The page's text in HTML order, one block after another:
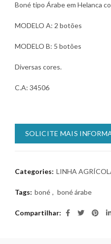
Boné tipo Árabe em Helanca
MODELO A: 2 botões
MODELO B: 5 botões
Diversas cores.
C.A: 34506
SOLICITE MAIS
Categories: LINHA
Tags: boné , boné árabe
Compartilhar